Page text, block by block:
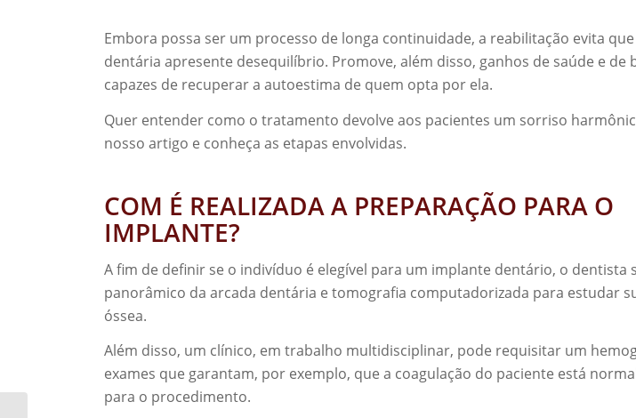
Embora possa ser um processo de longa continuidade, a reabilitação evita
dentária apresente desequilíbrio. Promove, além disso, ganhos de saúde e de
capazes de recuperar a autoestima de quem opta por ela.
Quer entender como o tratamento devolve aos pacientes um sorriso
nosso artigo e conheça as etapas envolvidas.
COM É REALIZADA A PREPARAÇÃO PARA O
IMPLANTE?
A fim de definir se o indivíduo é elegível para um implante dentário, o dentista
panorâmico da arcada dentária e tomografia computadorizada para estudar
óssea.
Além disso, um clínico, em trabalho multidisciplinar, pode requisitar um
exames que garantam, por exemplo, que a coagulação do paciente está
para o procedimento.